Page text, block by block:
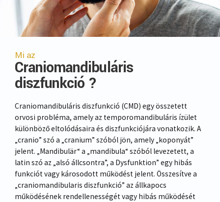
Mi az
Craniomandibuláris
diszfunkció ?
Craniomandibuláris diszfunkció (CMD) egy összetett
orvosi probléma, amely az temporomandibuláris ízület
különböző eltolódásaira és diszfunkciójára vonatkozik. A
„cranio” szó a „cranium” szóból jön, amely „koponyát”
jelent. „Mandibulär“ a „mandibula“ szóból levezetett, a
latin szó az „alsó állcsontra”, a Dysfunktion” egy hibás
funkciót vagy károsodott működést jelent. Összesítve a
„craniomandibularis diszfunkció” az állkapocs
működésének rendellenességét vagy hibás működését